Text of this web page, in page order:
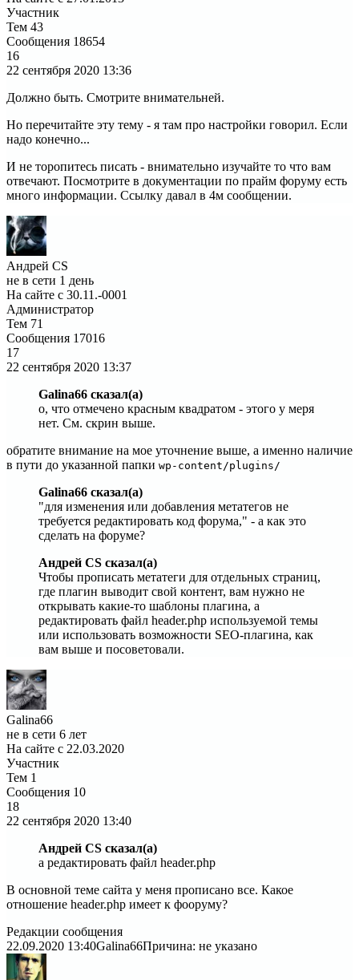
Участник
Тем 43
Сообщения 18654
16
22 сентября 2020 13:36
Должно быть. Смотрите внимательней.
Но перечитайте эту тему - я там про настройки говорил. Если
надо конечно...
И не торопитесь писать - внимательно изучайте то что вам
отвечают. Посмотрите в документации по прайм форуму есть
много информации. Ссылку давал в 4м сообщении.
Андрей CS
не в сети 1 день
На сайте с 30.11.-0001
Администратор
Тем 71
Сообщения 17016
17
22 сентября 2020 13:37
Galina66 сказал(а)
о, что отмечено красным квадратом - этого у меря
нет. См. скрин выше.
обратите внимание на мое уточнение выше, а именно наличие
в пути до указанной папки wp-content/plugins/
Galina66 сказал(а)
"для изменения или добавления метатегов не
требуется редактировать код форума," - а как это
сделать на форуме?
Андрей CS сказал(а)
Чтобы прописать метатеги для отдельных страниц,
где плагин выводит свой контент, вам нужно не
открывать какие-то шаблоны плагина, а
редактировать файл header.php используемой темы
или использовать возможности SEO-плагина, как
вам выше и посоветовали.
Galina66
не в сети 6 лет
На сайте с 22.03.2020
Участник
Тем 1
Сообщения 10
18
22 сентября 2020 13:40
Андрей CS сказал(а)
а редактировать файл header.php
В основной теме сайта у меня прописано все. Какое
отношение header.php имеет к фооруму?
Редакции сообщения
22.09.2020 13:40Galina66Причина: не указано